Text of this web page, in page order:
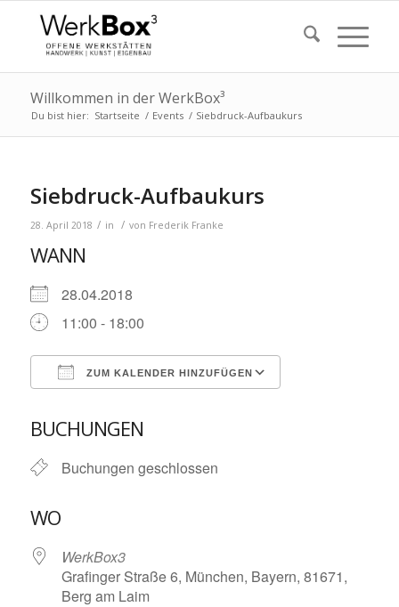
Willkommen in der WerkBox³
Du bist hier: Startseite / Events / Siebdruck-Aufbaukurs
Siebdruck-Aufbaukurs
28. April 2018 / in / von Frederik Franke
WANN
28.04.2018
11:00 - 18:00
ZUM KALENDER HINZUFÜGEN
BUCHUNGEN
Buchungen geschlossen
WO
WerkBox3
Grafinger Straße 6, München, Bayern, 81671,
Berg am Laim